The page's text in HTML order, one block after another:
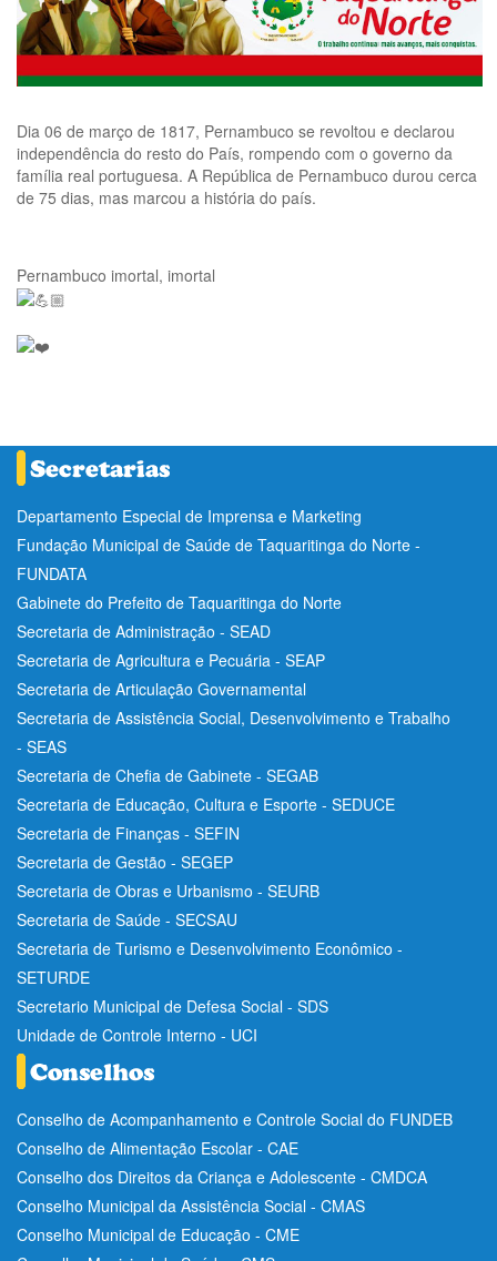
Dia 06 de março de 1817, Pernambuco se revoltou e declarou
independência do resto do País, rompendo com o governo da
família real portuguesa. A República de Pernambuco durou cerca
de 75 dias, mas marcou a história do país.
Pernambuco imortal, imortal
Departamento Especial de Imprensa e Marketing
Fundação Municipal de Saúde de Taquaritinga do Norte -
FUNDATA
Gabinete do Prefeito de Taquaritinga do Norte
Secretaria de Administração - SEAD
Secretaria de Agricultura e Pecuária - SEAP
Secretaria de Articulação Governamental
Secretaria de Assistência Social, Desenvolvimento e Trabalho
- SEAS
Secretaria de Chefia de Gabinete - SEGAB
Secretaria de Educação, Cultura e Esporte - SEDUCE
Secretaria de Finanças - SEFIN
Secretaria de Gestão - SEGEP
Secretaria de Obras e Urbanismo - SEURB
Secretaria de Saúde - SECSAU
Secretaria de Turismo e Desenvolvimento Econômico -
SETURDE
Secretario Municipal de Defesa Social - SDS
Unidade de Controle Interno - UCI
Conselho de Acompanhamento e Controle Social do FUNDEB
Conselho de Alimentação Escolar - CAE
Conselho dos Direitos da Criança e Adolescente - CMDCA
Conselho Municipal da Assistência Social - CMAS
Conselho Municipal de Educação - CME